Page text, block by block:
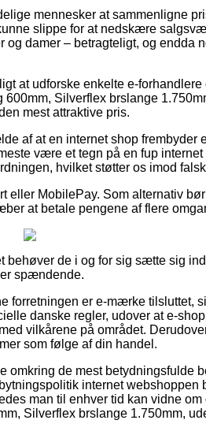
mennesker at sammenligne
slippe for at nedskære
damer – betragteligt, og endda
at udforske enkelte e-
Silverflex brslange
mest attraktive pris.
af at en internet shop frembyder
være et tegn på en fup
hvilket støtter os imod
MobilePay. Som alternativ
at betale pengene af flere
behøver de i og for sig sætte sig
spændende.
forretningen er e-mærke tilsluttet,
danske regler, udover at e-
vilkårene på området.
som følge af din handel.
de mest betydningsfulde
internet webshoppen
man til enhver tid kan vidne om
Silverflex brslange 1.750mm,